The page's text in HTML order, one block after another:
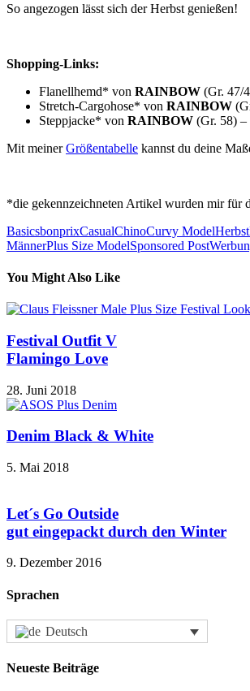
So angezogen lässt sich der Herbst genießen!
Shopping-Links:
Flanellhemd* von RAINBOW (Gr. 47/
Stretch-Cargohose* von RAINBOW
Steppjacke* von RAINBOW (Gr. 58) –
Mit meinerGrößentabelle kannst du deine
*die gekennzeichneten Artikel wurden mir für
BasicsbonprixCasualChinoCurvy ModelHerbst
MännerPlus Size ModelSponsored Post
You Might Also Like
Festival Outfit V
Flamingo Love
28. Juni 2018
Denim Black & White
5. Mai 2018
Let´s Go Outside
gut eingepackt durch den Winter
9. Dezember 2016
Sprachen
Deutsch
Neueste Beiträge